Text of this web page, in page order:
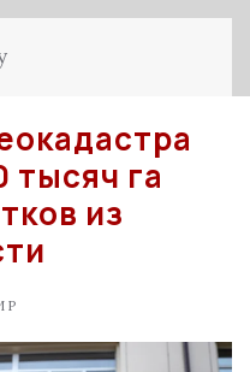
тысяч га
из